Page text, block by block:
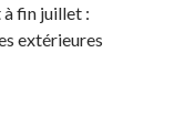
fin juillet :
extérieures